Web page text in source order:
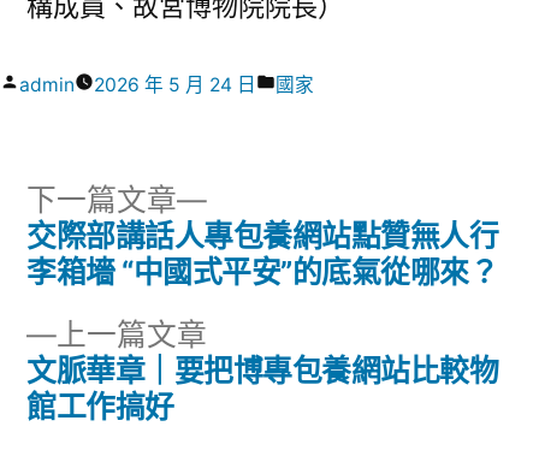
作
admin 2026 年 5 月 24 日
分
國家
文
導
覽
上一篇文章
一
文脈華章｜要把博專包養網站比較物
館工作搞好
下一篇文章
下
一
篇
交際部講話人專包養網站點贊無人行
李箱墻 “中國式平安”的底氣從哪來？